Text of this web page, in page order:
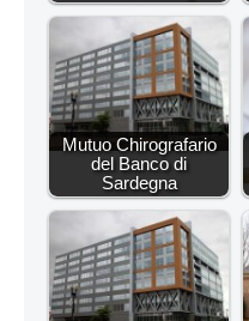
Mutuo Chirografario
del Banco di
Sardegna